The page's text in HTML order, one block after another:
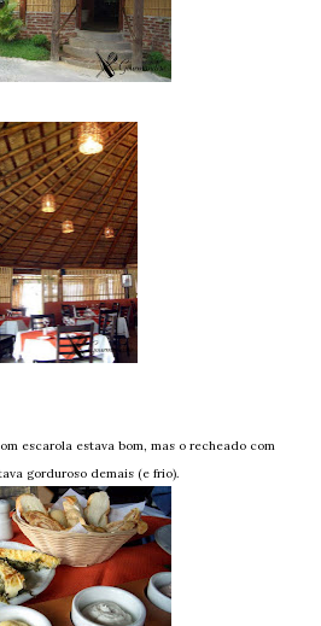
escarola estava bom, mas o recheado com
gorduroso demais (e frio).